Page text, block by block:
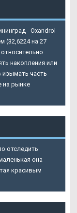
- Oxandrol
(32,6224 на 27
накопления или
изымать часть
на рынке
отследить
она
красивым